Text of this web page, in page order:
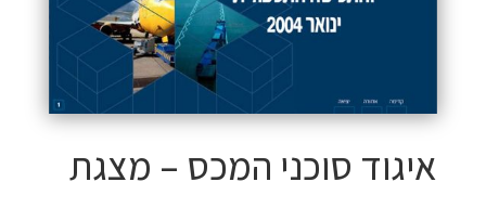
איגוד סוכני המכס – מצגת